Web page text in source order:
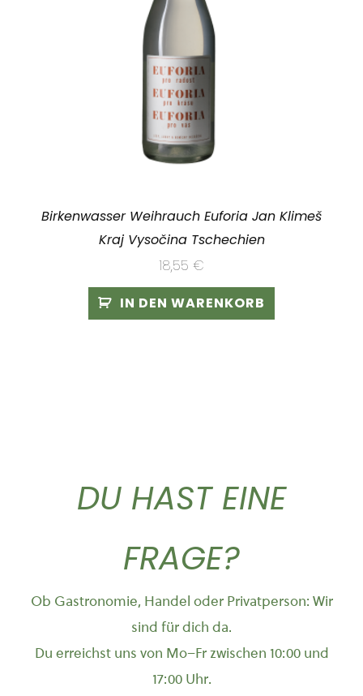
Birkenwasser Weihrauch Euforia Jan Klimeš
Kraj Vysočina Tschechien
18,55 €
IN DEN WARENKORB
DU HAST EINE
FRAGE?
Ob Gastronomie, Handel oder Privatperson: Wir
sind für dich da.
Du erreichst uns von Mo–Fr zwischen 10:00 und
17:00 Uhr.